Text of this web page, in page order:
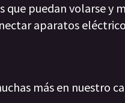
que puedan volarse y
aparatos
más en nuestro